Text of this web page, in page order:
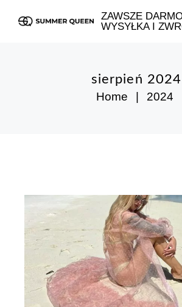
ZAWSZE
WYSYŁKA I
sierpień 2024
Home 2024